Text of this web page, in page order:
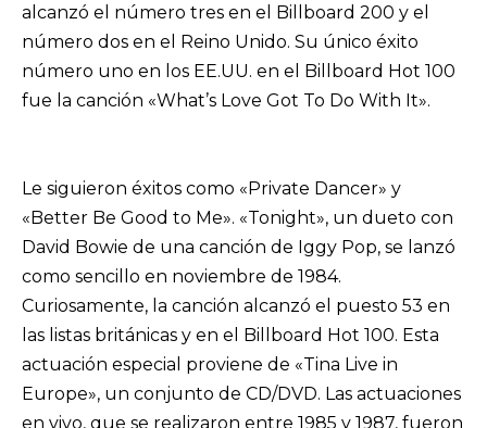
alcanzó el número tres en el Billboard 200 y el
número dos en el Reino Unido. Su único éxito
número uno en los EE.UU. en el Billboard Hot 100
fue la canción «What’s Love Got To Do With It».
Le siguieron éxitos como «Private Dancer» y
«Better Be Good to Me». «Tonight», un dueto con
David Bowie de una canción de Iggy Pop, se lanzó
como sencillo en noviembre de 1984.
Curiosamente, la canción alcanzó el puesto 53 en
las listas británicas y en el Billboard Hot 100. Esta
actuación especial proviene de «Tina Live in
Europe», un conjunto de CD/DVD. Las actuaciones
en vivo, que se realizaron entre 1985 y 1987, fueron